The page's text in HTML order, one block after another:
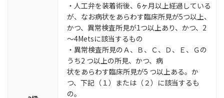
・人工弁を装着術後、6ヶ月以上経過している
が、なお病状をあらわす臨床所見が5つ以上、
かつ、異常検査所見が1つ以上あり、かつ、2
～4Metsに該当するもの
・異常検査所見のＡ、Ｂ、Ｃ、Ｄ、Ｅ、Ｇの
うち2 つ以上の所見、かつ、病
状をあらわす臨床所見が5 つ以上ある。か
つ、下記（１）または（２）に該当するも
の。